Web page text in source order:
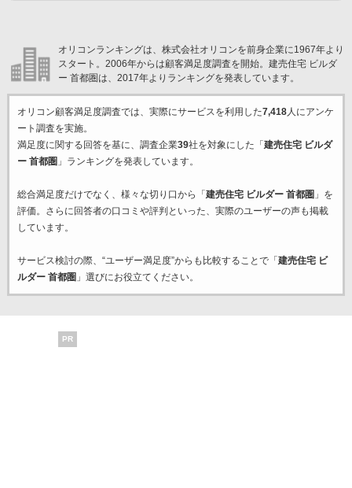
オリコンランキングは、株式会社オリコンを前身企業に1967年より
スタート。2006年からは顧客満足度調査を開始。建売住宅 ビルダ
ー 首都圏は、2017年よりランキングを発表しています。
オリコン顧客満足度調査では、実際にサービスを利用した7,418人にアンケ
ート調査を実施。
満足度に関する回答を基に、調査企業39社を対象にした「 建売住宅 ビルダ
ー 首都圏 」ランキングを発表しています。
総合満足度だけでなく、様々な切り口から「 建売住宅 ビルダー 首都圏 」を
評価。さらに回答者の口コミや評判といった、実際のユーザーの声も掲載
しています。
サービス検討の際、“ユーザー満足度”からも比較することで「 建売住宅 ビ
ルダー 首都圏 」選びにお役立てください。
PR